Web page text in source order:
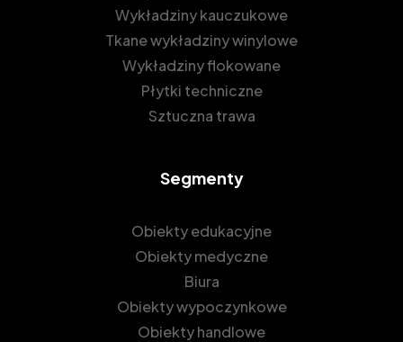
Wykładziny kauczukowe
Tkane wykładziny winylowe
Wykładziny flokowane
Płytki techniczne
Sztuczna trawa
Segmenty
Obiekty edukacyjne
Obiekty medyczne
Biura
Obiekty wypoczynkowe
Obiekty handlowe